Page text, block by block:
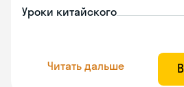
Уроки китайского
Читать дальше